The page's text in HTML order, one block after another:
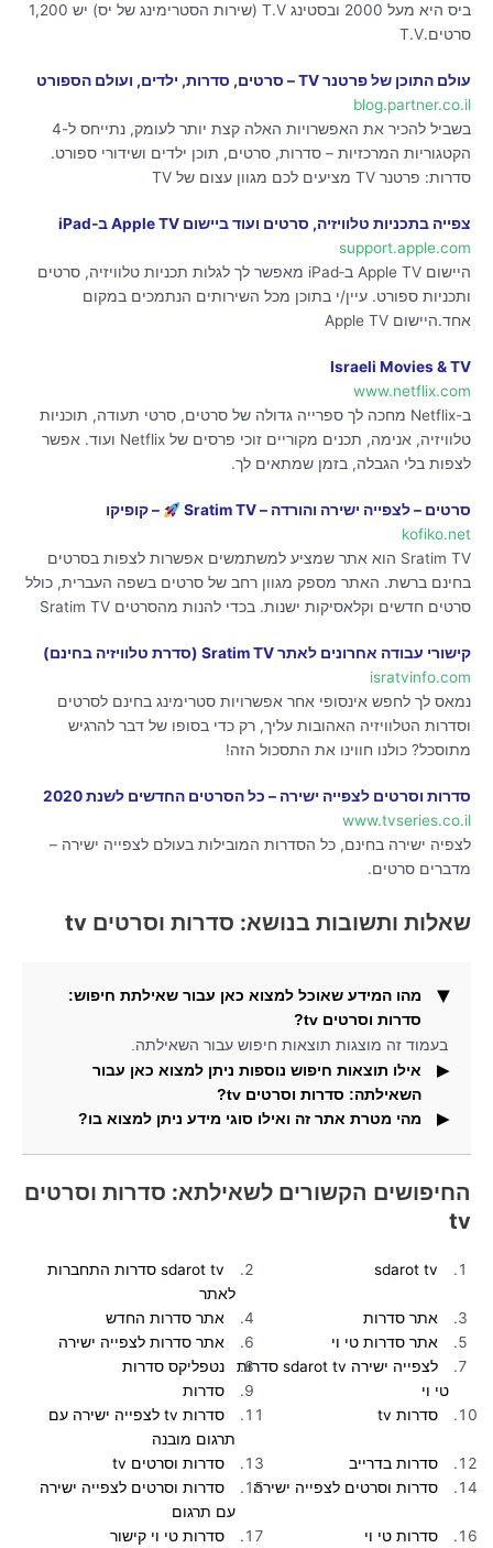
ביס היא מעל 2000 ובסטינג T.V (שירות הסטרימינג של יס) יש 1,200
סרטים.T.V
עולם התוכן של פרטנר TV – סרטים, סדרות, ילדים, ועולם הספורט
blog.partner.co.il
בשביל להכיר את האפשרויות האלה קצת יותר לעומק, נתייחס ל-4
הקטגוריות המרכזיות – סדרות, סרטים, תוכן ילדים ושידורי ספורט.
סדרות: פרטנר TV מציעים לכם מגוון עצום של TV
צפייה בתכניות טלוויזיה, סרטים ועוד ביישום Apple TV ב‑iPad
support.apple.com
היישום Apple TV ב‑iPad מאפשר לך לגלות תכניות טלוויזיה, סרטים
ותכניות ספורט. עיין/י בתוכן מכל השירותים הנתמכים במקום
אחד.היישום Apple TV
Israeli Movies & TV
www.netflix.com
ב-Netflix מחכה לך ספרייה גדולה של סרטים, סרטי תעודה, תוכניות
טלוויזיה, אנימה, תכנים מקוריים זוכי פרסים של Netflix ועוד. אפשר
לצפות בלי הגבלה, בזמן שמתאים לך.
סרטים – לצפייה ישירה והורדה – Sratim TV
– קופיקו
kofiko.net
Sratim TV הוא אתר שמציע למשתמשים אפשרות לצפות בסרטים
בחינם ברשת. האתר מספק מגוון רחב של סרטים בשפה העברית, כולל
סרטים חדשים וקלאסיקות ישנות. בכדי להנות מהסרטים Sratim TV
קישורי עבודה אחרונים לאתר Sratim TV (סדרת טלוויזיה בחינם)
isratvinfo.com
נמאס לך לחפש אינסופי אחר אפשרויות סטרימינג בחינם לסרטים
וסדרות הטלוויזיה האהובות עליך, רק כדי בסופו של דבר להרגיש
מתוסכל? כולנו חווינו את התסכול הזה!
סדרות וסרטים לצפייה ישירה – כל הסרטים החדשים לשנת 2020
www.tvseries.co.il
לצפיה ישירה בחינם, כל הסדרות המובילות בעולם לצפייה ישירה –
מדברים סרטים.
שאלות ותשובות בנושא: סדרות וסרטים tv
מהו המידע שאוכל למצוא כאן עבור שאילתת חיפוש:
סדרות וסרטים tv?
בעמוד זה מוצגות תוצאות חיפוש עבור השאילתה.
אילו תוצאות חיפוש נוספות ניתן למצוא כאן עבור
השאילתה: סדרות וסרטים tv?
וגם תמצאו בדף זה תמונות העונות על שאילתת החיפוש.
מהי מטרת אתר זה ואילו סוגי מידע ניתן למצוא בו?
החיפושים הקשורים לשאילתא: סדרות וסרטים
tv
sdarot tv
sdarot tv סדרות התחברות
לאתר
אתר סדרות
אתר סדרות החדש
אתר סדרות טי וי
אתר סדרות לצפייה ישירה
לצפייה ישירה sdarot tv סדרות
טי וי
נטפליקס סדרות
סדרות
סדרות tv
סדרות tv לצפייה ישירה עם
תרגום מובנה
סדרות בדרייב
סדרות וסרטים tv
סדרות וסרטים לצפייה ישירה
סדרות וסרטים לצפייה ישירה
עם תרגום
סדרות טי וי
סדרות טי וי קישור